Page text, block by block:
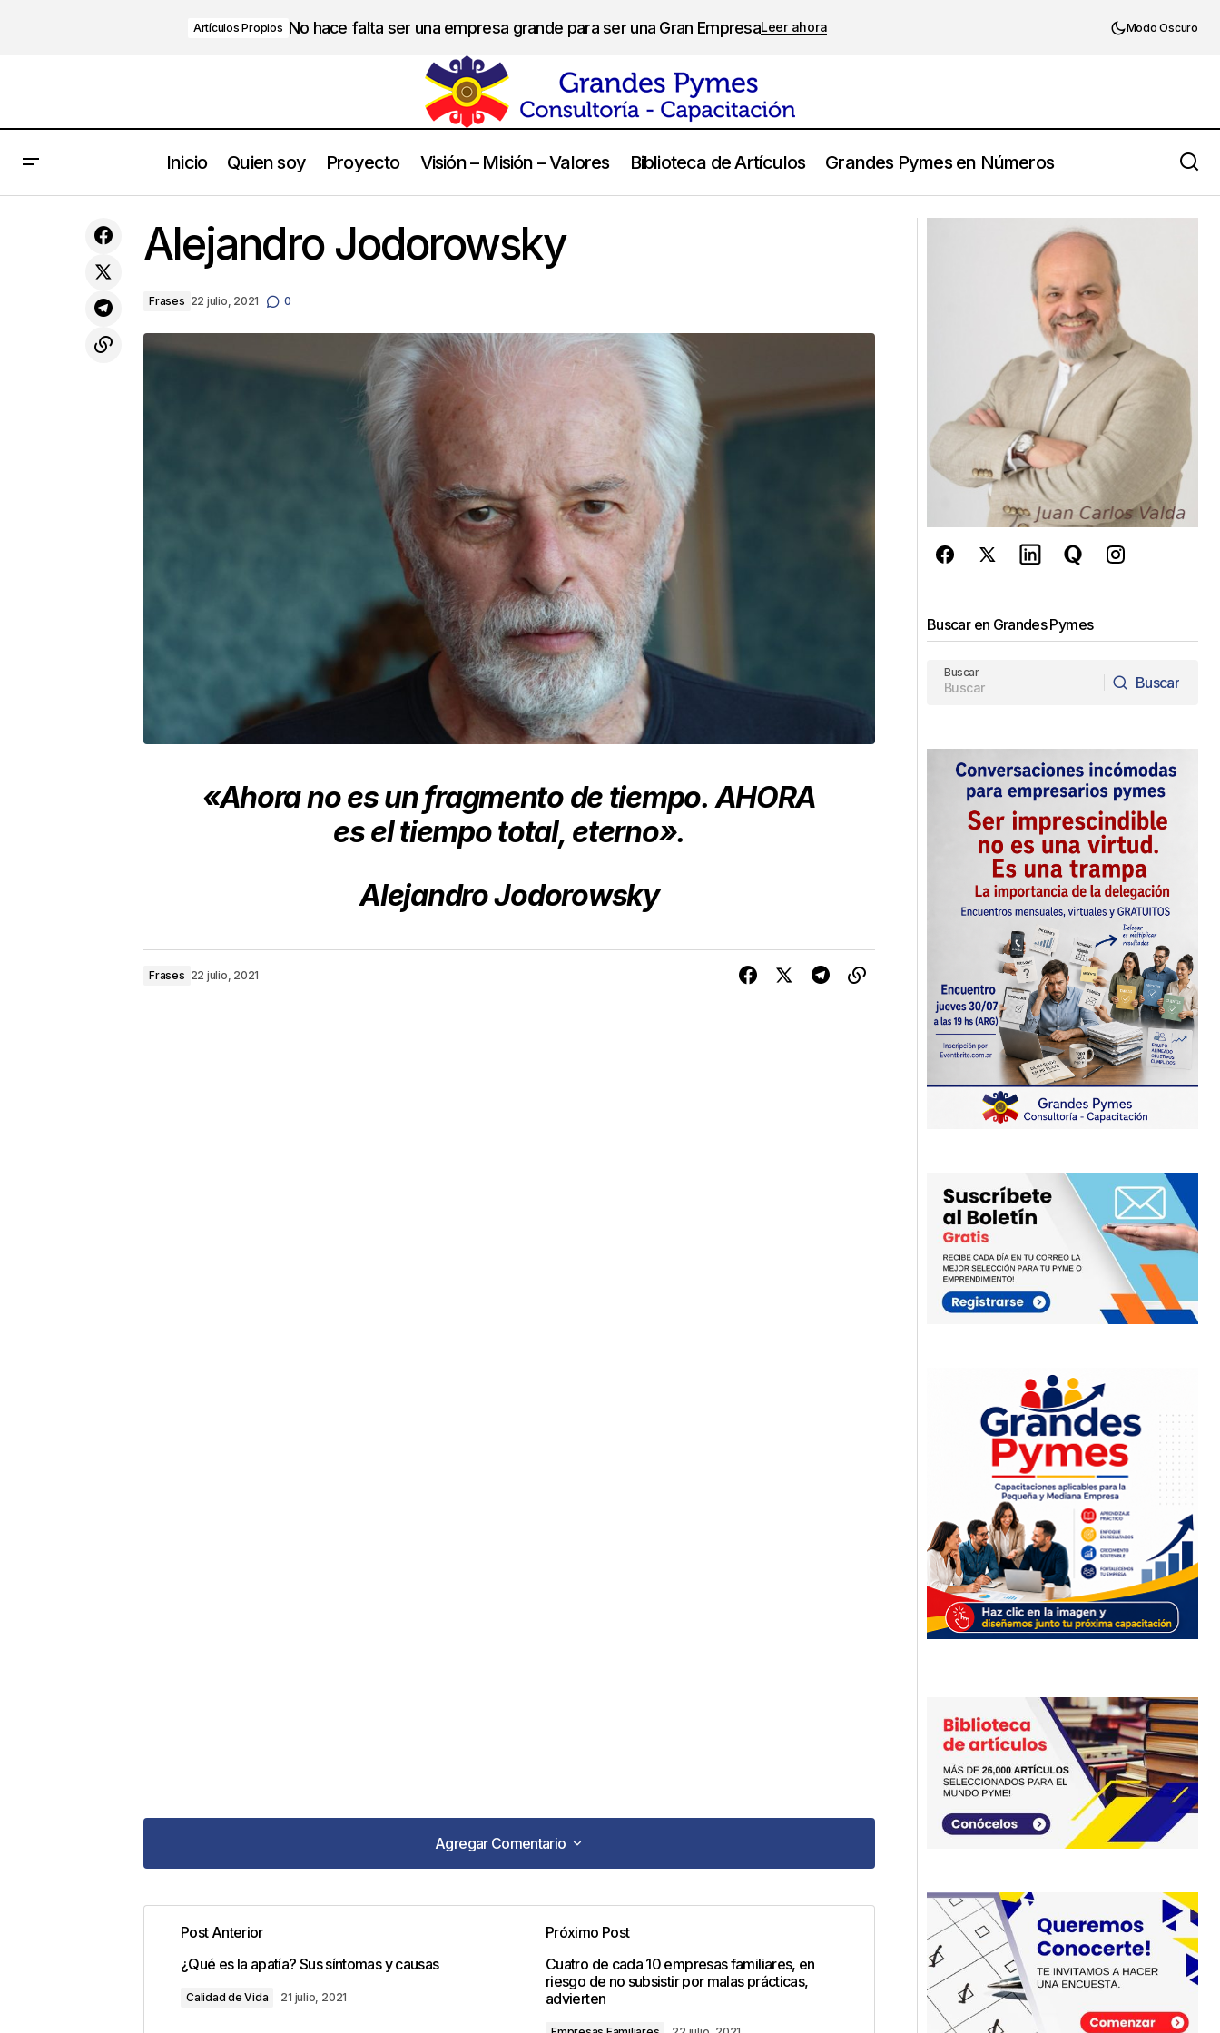
Artículos Propios No hace falta ser una empresa grande para ser una Gran EmpresaLeer ahora Modo Oscuro
Inicio Quien soy Proyecto Visión – Misión – Valores Biblioteca de Artículos Grandes Pymes en Números
por malas prácticas, advierten
Alejandro Jodorowsky
Frases 22 julio, 2021 0
«Ahora no es un fragmento de tiempo.AHORA
es el tiempo total, eterno».
Alejandro Jodorowsky
Frases 22 julio, 2021
Agregar Comentario
Agregar Comentario
Tu dirección de correo electrónico no será publicada.
Los campos obligatorios están marcados
con*
Post Anterior
¿Qué es la apatía? Sus síntomas y causas
Calidad de Vida 21 julio, 2021
Próximo Post
Cuatro de cada 10 empresas familiares, en
riesgo de no subsistir por malas prácticas,
advierten
Buscar en Grandes Pymes
Buscar
Buscar